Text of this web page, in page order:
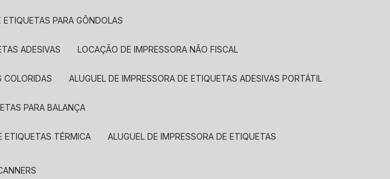
ETIQUETAS PARA GÔNDOLAS
ADESIVAS LOCAÇÃO DE IMPRESSORA NÃO FISCAL
COLORIDAS ALUGUEL DE IMPRESSORA DE ETIQUETAS ADESIVAS PORTÁTIL
PARA BALANÇA
ETIQUETAS TÉRMICA ALUGUEL DE IMPRESSORA DE ETIQUETAS